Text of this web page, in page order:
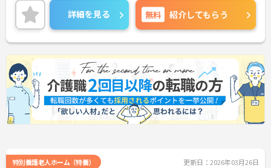
て働きたい方にもおすすめです。ご興味のある方に
は、面接対策ポイントなど、さらに詳細をお話しい
たしますのでお気軽にご相談ください！
詳細を見る 無料 紹介してもらう
特別養護老人ホーム（特養） 更新日：2026年03月26日